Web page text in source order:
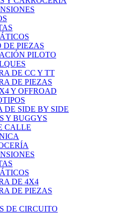
DE PIEZAS
PILOTO
DE CC Y TT
DE PIEZAS
Y OFFROAD
DE SIDE BY SIDE
Y BUGGYS
CALLE
DE 4X4
DE PIEZAS
DE CIRCUITO